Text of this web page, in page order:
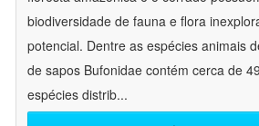
biodiversidade de fauna e flora
potencial. Dentre as espécies animais
de sapos Bufonidae contém cerca de
espécies distrib...